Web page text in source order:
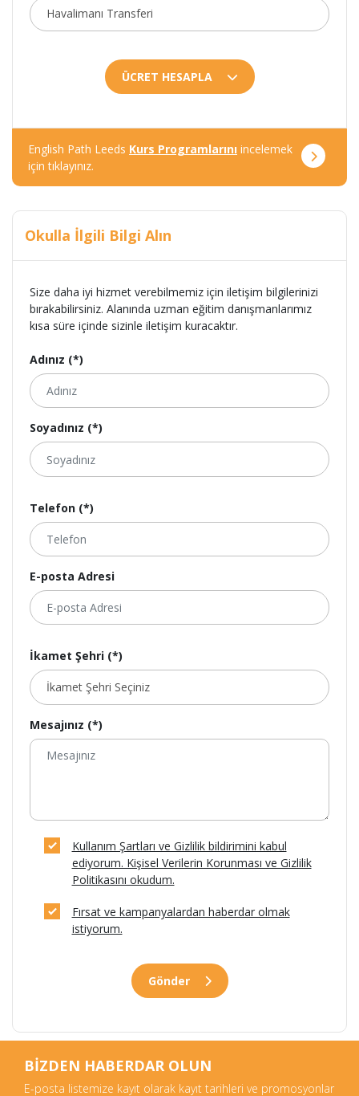
ÜCRET HESAPLA
English Path Leeds Kurs Programlarını incelemek
için tıklayınız.
Okulla İlgili Bilgi Alın
Size daha iyi hizmet verebilmemiz için iletişim bilgilerinizi
bırakabilirsiniz. Alanında uzman eğitim danışmanlarımız
kısa süre içinde sizinle iletişim kuracaktır.
Adınız (*)
Soyadınız (*)
Telefon (*)
E-posta Adresi
İkamet Şehri (*)
Mesajınız (*)
Kullanım Şartları ve Gizlilik bildirimini kabul
ediyorum. Kişisel Verilerin Korunması ve Gizlilik
Politikasını okudum.
Fırsat ve kampanyalardan haberdar olmak
istiyorum.
Gönder
BİZDEN HABERDAR OLUN
E-posta listemize kayıt olarak kayıt tarihleri ve promosyonlar